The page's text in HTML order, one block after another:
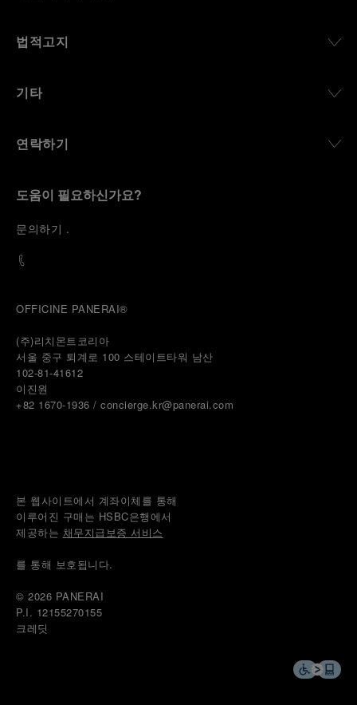
법적고지
기타
연락하기
도움이 필요하신가요?
문의하기 .
OFFICINE PANERAI®
(주)리치몬트코리아
서울 중구 퇴계로 100 스테이트타워 남산
102-81-41612
이진원
+82 1670-1936 / concierge.kr@panerai.com
본 웹사이트에서 계좌이체를 통해
이루어진 구매는 HSBC은행에서
제공하는 채무지급보증 서비스
를 통해 보호됩니다.
© 2026 PANERAI
P.I. 12155270155
크레딧